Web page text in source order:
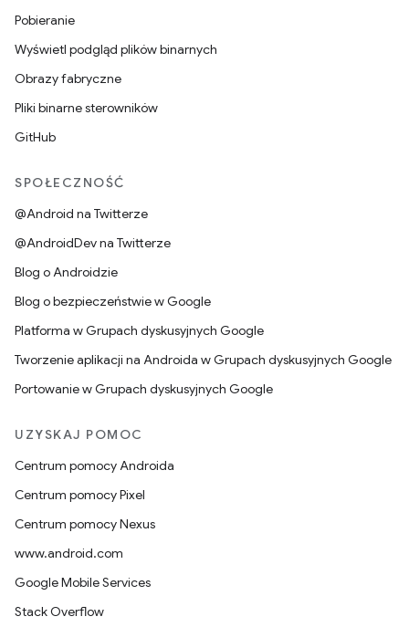
Pobieranie
Wyświetl podgląd plików binarnych
Obrazy fabryczne
Pliki binarne sterowników
GitHub
SPOŁECZNOŚĆ
@Android na Twitterze
@AndroidDev na Twitterze
Blog o Androidzie
Blog o bezpieczeństwie w Google
Platforma w Grupach dyskusyjnych Google
Tworzenie aplikacji na Androida w Grupach dyskusyjnych Google
Portowanie w Grupach dyskusyjnych Google
UZYSKAJ POMOC
Centrum pomocy Androida
Centrum pomocy Pixel
Centrum pomocy Nexus
www.android.com
Google Mobile Services
Stack Overflow